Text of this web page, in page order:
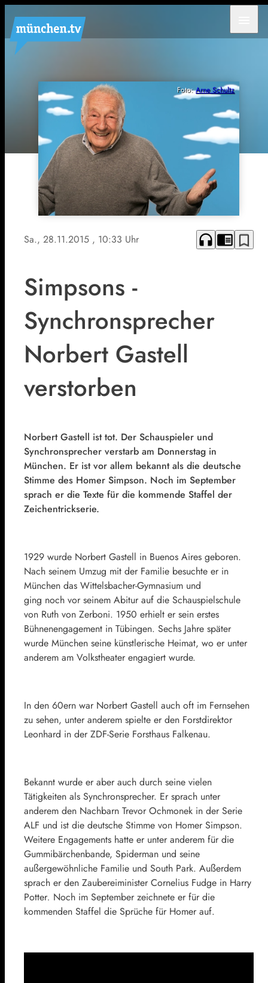
Foto:Arne Schultz
Sa., 28.11.2015 , 10:33 Uhr headphones chrome_reader_mode bookmark_border
Simpsons -
Synchronsprecher
Norbert Gastell
verstorben
Norbert Gastell ist tot. Der Schauspieler und
Synchronsprecher verstarb am Donnerstag in
München. Er ist vor allem bekannt als die deutsche
Stimme des Homer Simpson. Noch im September
sprach er die Texte für die kommende Staffel der
Zeichentrickserie.
1929 wurde Norbert Gastell in Buenos Aires geboren.
Nach seinem Umzug mit der Familie besuchte er in
München das Wittelsbacher-Gymnasium und
ging noch vor seinem Abitur auf die Schauspielschule
von Ruth von Zerboni. 1950 erhielt er sein erstes
Bühnenengagement in Tübingen. Sechs Jahre später
wurde München seine künstlerische Heimat, wo er unter
anderem am Volkstheater engagiert wurde.
In den 60ern war Norbert Gastell auch oft im Fernsehen
zu sehen, unter anderem spielte er den Forstdirektor
Leonhard in der ZDF-Serie Forsthaus Falkenau.
Bekannt wurde er aber auch durch seine vielen
Tätigkeiten als Synchronsprecher. Er sprach unter
anderem den Nachbarn Trevor Ochmonek in der Serie
ALF und ist die deutsche Stimme von Homer Simpson.
Weitere Engagements hatte er unter anderem für die
Gummibärchenbande, Spiderman und seine
außergewöhnliche Familie und South Park. Außerdem
sprach er den Zaubereiminister Cornelius Fudge in Harry
Potter. Noch im September zeichnete er für die
kommenden Staffel die Sprüche für Homer auf.